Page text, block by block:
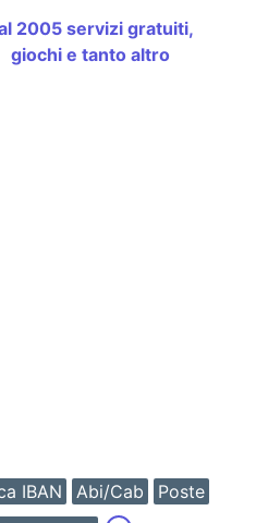
2005 servizi gratuiti,
giochi e tanto altro
IBAN Abi/Cab
Poste